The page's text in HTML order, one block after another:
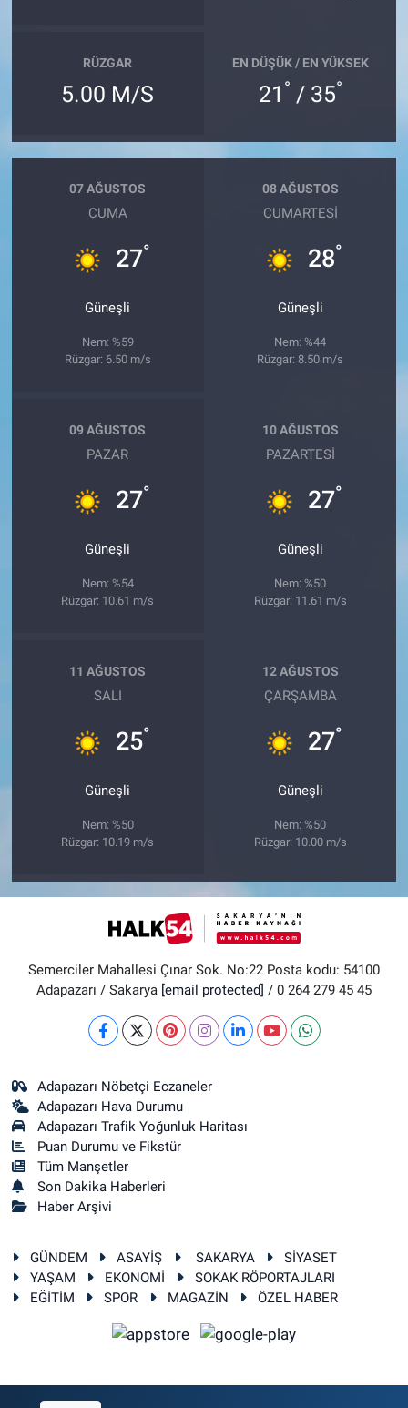
RÜZGAR
5.00 M/S
EN DÜŞÜK / EN YÜKSEK
21 ° / 35°
07 AĞUSTOS
CUMA
27°
Güneşli
Nem: %59
Rüzgar: 6.50 m/s
08 AĞUSTOS
CUMARTESI
28°
Güneşli
Nem: %44
Rüzgar: 8.50 m/s
09 AĞUSTOS
PAZAR
27°
Güneşli
Nem: %54
Rüzgar: 10.61 m/s
10 AĞUSTOS
PAZARTESI
27°
Güneşli
Nem: %50
Rüzgar: 11.61 m/s
11 AĞUSTOS
SALI
25°
Güneşli
Nem: %50
Rüzgar: 10.19 m/s
12 AĞUSTOS
ÇARŞAMBA
27°
Güneşli
Nem: %50
Rüzgar: 10.00 m/s
Semerciler Mahallesi Çınar Sok. No:22 Posta kodu: 54100
Adapazarı / Sakarya [email protected] / 0 264 279 45 45
Adapazarı Nöbetçi Eczaneler
Adapazarı Hava Durumu
Adapazarı Trafik Yoğunluk Haritası
Puan Durumu ve Fikstür
Tüm Manşetler
Son Dakika Haberleri
Haber Arşivi
GÜNDEM ASAYİŞ SAKARYA
SİYASET
YAŞAM
EKONOMİ
SOKAK RÖPORTAJLARI
EĞİTİM
SPOR MAGAZİN ÖZEL HABER